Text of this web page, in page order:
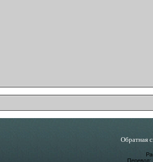
Обратная
Перевод: